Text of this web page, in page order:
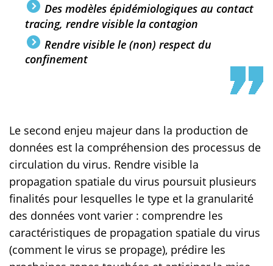
Des modèles épidémiologiques au contact
tracing, rendre visible la contagion
Rendre visible le (non) respect du
confinement
Le second enjeu majeur dans la production de
données est la compréhension des processus de
circulation du virus. Rendre visible la
propagation spatiale du virus poursuit plusieurs
finalités pour lesquelles le type et la granularité
des données vont varier : comprendre les
caractéristiques de propagation spatiale du virus
(comment le virus se propage), prédire les